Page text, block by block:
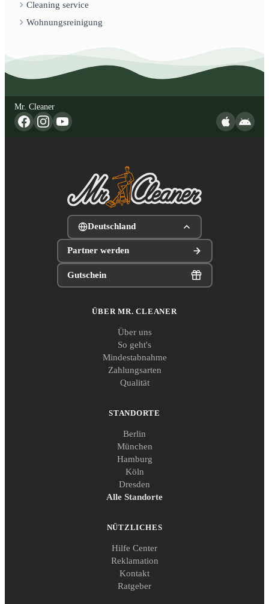
Cleaning service
Wohnungsreinigung
Mr. Cleaner
Deutschland
Partner werden
Gutschein
ÜBER MR. CLEANER
Über uns
So geht's
Mindestabnahme
Zahlungsarten
Qualität
STANDORTE
Berlin
München
Hamburg
Köln
Dresden
Alle Standorte
NÜTZLICHES
Hilfe Center
Reklamation
Kontakt
Ratgeber